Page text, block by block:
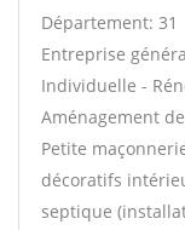
Département: 31
Entreprise
Individuelle -
Aménagement
Petite
décoratifs
septique